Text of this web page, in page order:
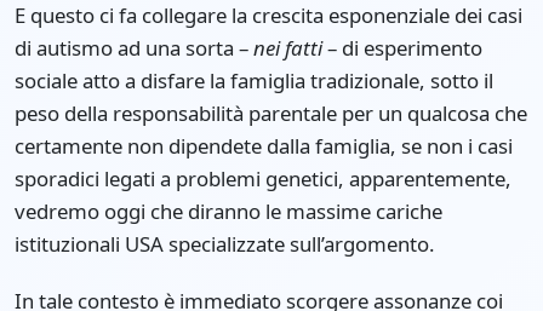
E questo ci fa collegare la crescita esponenziale dei casi
di autismo ad una sorta –nei fatti– di esperimento
sociale atto a disfare la famiglia tradizionale, sotto il
peso della responsabilità parentale per un qualcosa che
certamente non dipendete dalla famiglia, se non i casi
sporadici legati a problemi genetici, apparentemente,
vedremo oggi che diranno le massime cariche
istituzionali USA specializzate sull’argomento.
In tale contesto è immediato scorgere assonanze coi